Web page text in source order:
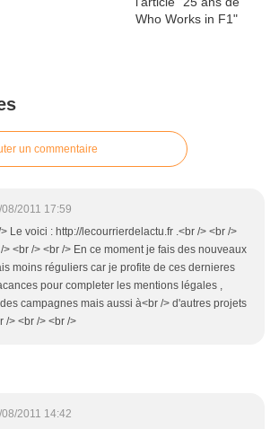
un commentaire
2011 17:59
Le voici : http://lecourrierdelactu.fr .<br /> <br />
<br /> <br /> En ce moment je fais des nouveaux
moins réguliers car je profite de ces dernieres
pour completer les mentions légales ,
campagnes mais aussi à<br /> d'autres projets
/> <br /> <br />
2011 14:42